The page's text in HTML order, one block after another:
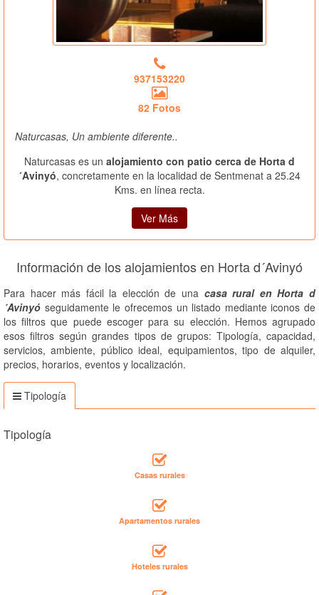
937153220
82 Fotos
Naturcasas, Un ambiente diferente..
Naturcasas es un alojamiento con patio cerca de Horta d
´Avinyó, concretamente en la localidad de Sentmenat a 25.24
Kms. en línea recta.
Ver Más
Información de los alojamientos en Horta d´Avinyó
Para hacer más fácil la elección de una casa rural en Horta d
´Avinyó seguidamente le ofrecemos un listado mediante iconos de
los filtros que puede escoger para su elección. Hemos agrupado
esos filtros según grandes tipos de grupos: Tipología, capacidad,
servicios, ambiente, público ideal, equipamientos, tipo de alquiler,
precios, horarios, eventos y localización.
Tipología
Tipología
Casas rurales
Apartamentos rurales
Hoteles rurales